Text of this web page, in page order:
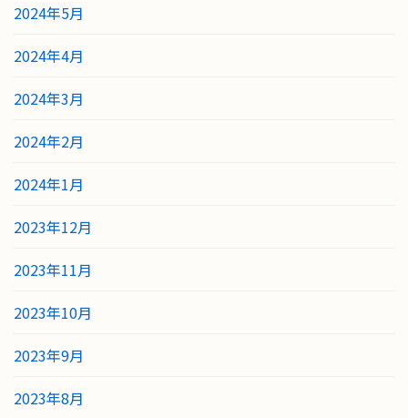
2024年5月
2024年4月
2024年3月
2024年2月
2024年1月
2023年12月
2023年11月
2023年10月
2023年9月
2023年8月